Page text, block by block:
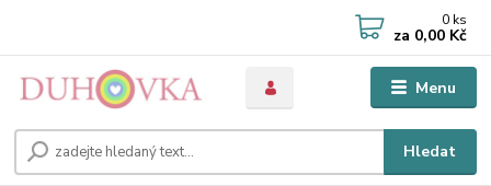
Menu
Hledat
0 ks
za 0,00 Kč